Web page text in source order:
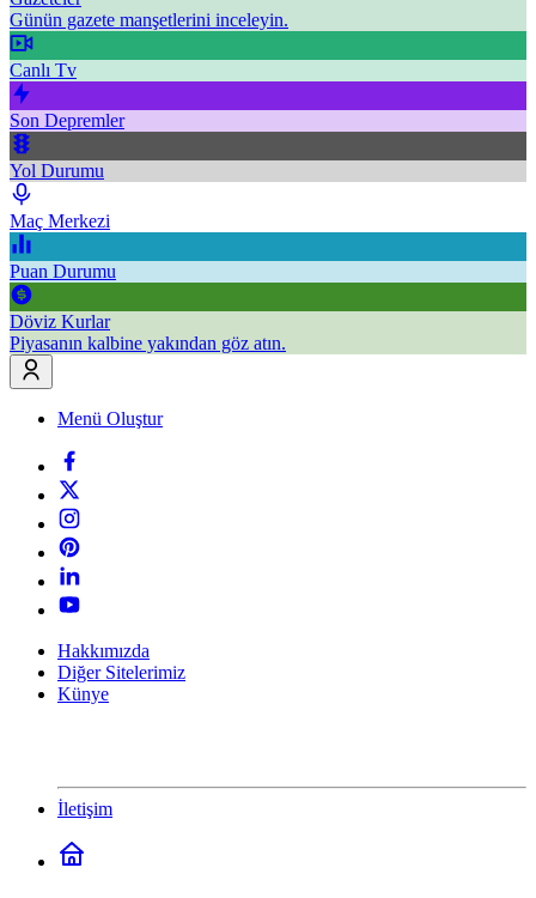
Günün gazete manşetlerini inceleyin.
Canlı Tv
Son Depremler
Yol Durumu
Maç Merkezi
Puan Durumu
Döviz Kurlar
Piyasanın kalbine yakından göz atın.
Menü Oluştur
Hakkımızda
Diğer Sitelerimiz
Künye
İletişim